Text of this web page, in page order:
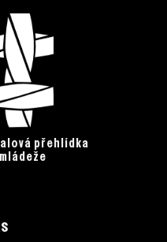
přehlídka